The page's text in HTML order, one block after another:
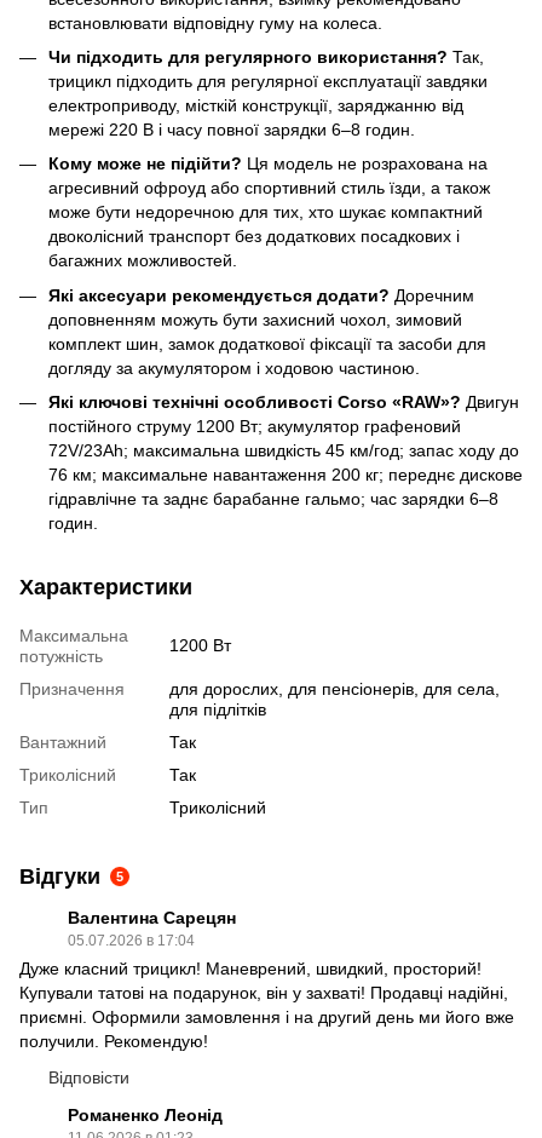
встановлювати відповідну гуму на колеса.
Чи підходить для регулярного використання? Так,
трицикл підходить для регулярної експлуатації завдяки
електроприводу, місткій конструкції, заряджанню від
мережі 220 В і часу повної зарядки 6–8 годин.
Кому може не підійти? Ця модель не розрахована на
агресивний офроуд або спортивний стиль їзди, а також
може бути недоречною для тих, хто шукає компактний
двоколісний транспорт без додаткових посадкових і
багажних можливостей.
Які аксесуари рекомендується додати? Доречним
доповненням можуть бути захисний чохол, зимовий
комплект шин, замок додаткової фіксації та засоби для
догляду за акумулятором і ходовою частиною.
Які ключові технічні особливості Corso «RAW»? Двигун
постійного струму 1200 Вт; акумулятор графеновий
72V/23Ah; максимальна швидкість 45 км/год; запас ходу до
76 км; максимальне навантаження 200 кг; переднє дискове
гідравлічне та заднє барабанне гальмо; час зарядки 6–8
годин.
Характеристики
Максимальна
потужність
1200 Bт
Призначення
для дорослих, для пенсіонерів, для села,
для підлітків
Вантажний
Так
Триколісний
Так
Тип
Триколісний
Відгуки 5
Валентина Сарецян
05.07.2026 в 17:04
Дуже класний трицикл! Маневрений, швидкий, просторий!
Купували татові на подарунок, він у захваті! Продавці надійні,
приємні. Оформили замовлення і на другий день ми його вже
получили. Рекомендую!
Відповісти
Романенко Леонід